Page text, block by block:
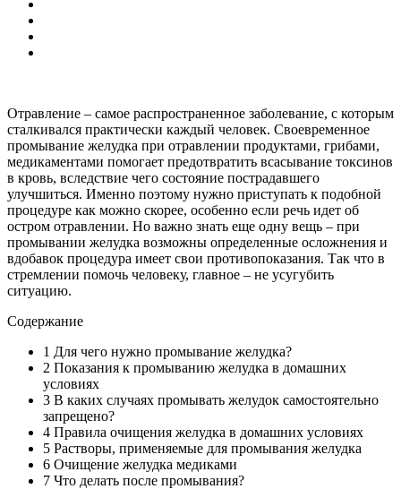
Отравление – самое распространенное заболевание, с которым
сталкивался практически каждый человек. Своевременное
промывание желудка при отравлении продуктами, грибами,
медикаментами помогает предотвратить всасывание токсинов
в кровь, вследствие чего состояние пострадавшего
улучшиться. Именно поэтому нужно приступать к подобной
процедуре как можно скорее, особенно если речь идет об
остром отравлении. Но важно знать еще одну вещь – при
промывании желудка возможны определенные осложнения и
вдобавок процедура имеет свои противопоказания. Так что в
стремлении помочь человеку, главное – не усугубить
ситуацию.
Содержание
1 Для чего нужно промывание желудка?
2 Показания к промыванию желудка в домашних
условиях
3 В каких случаях промывать желудок самостоятельно
запрещено?
4 Правила очищения желудка в домашних условиях
5 Растворы, применяемые для промывания желудка
6 Очищение желудка медиками
7 Что делать после промывания?